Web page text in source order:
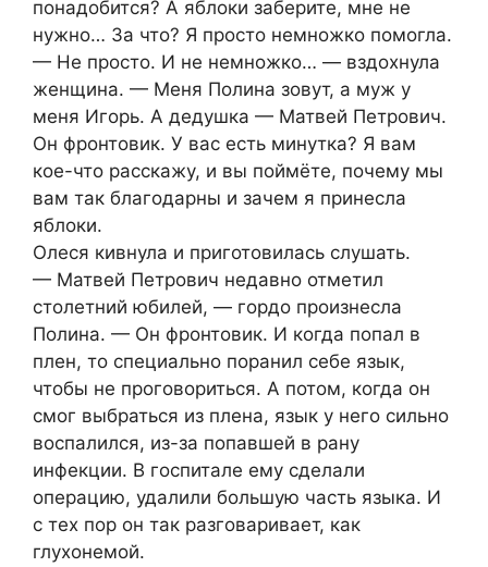
понадобится? А яблоки заберите, мне не
нужно… За что? Я просто немножко помогла.
— Не просто. И не немножко… — вздохнула
женщина. — Меня Полина зовут, а муж у
меня Игорь. А дедушка — Матвей Петрович.
Он фронтовик. У вас есть минутка? Я вам
кое-что расскажу, и вы поймёте, почему мы
вам так благодарны и зачем я принесла
яблоки.
Олеся кивнула и приготовилась слушать.
— Матвей Петрович недавно отметил
столетний юбилей, — гордо произнесла
Полина. — Он фронтовик. И когда попал в
плен, то специально поранил себе язык,
чтобы не проговориться. А потом, когда он
смог выбраться из плена, язык у него сильно
воспалился, из-за попавшей в рану
инфекции. В госпитале ему сделали
операцию, удалили большую часть языка. И
с тех пор он так разговаривает, как
глухонемой.